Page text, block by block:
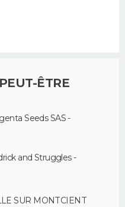
ÊTRE
Seeds SAS -
and Struggles -
SUR MONTCIENT